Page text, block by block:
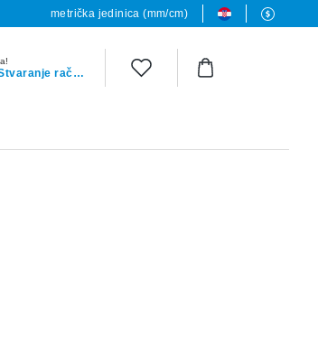
metrička jedinica (mm/cm)
Prijava/Stvaranje računa